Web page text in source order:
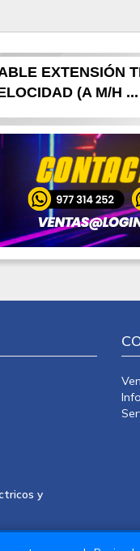
EXTENSIÓN
(A M/H ...
y